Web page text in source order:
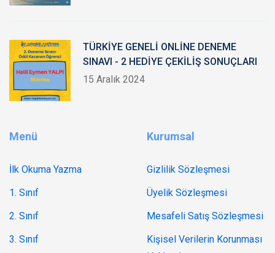
TÜRKİYE GENELİ ONLİNE DENEME
SINAVI - 2 HEDİYE ÇEKİLİŞ SONUÇLARI
15 Aralık 2024
Menü
İlk Okuma Yazma
1. Sınıf
2. Sınıf
3. Sınıf
Kurumsal
Gizlilik Sözleşmesi
Üyelik Sözleşmesi
Mesafeli Satış Sözleşmesi
Kişisel Verilerin Korunması